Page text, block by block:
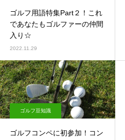
ゴルフ用語特集Part２！これ
であなたもゴルファーの仲間
入り☆
2022.11.29
ゴルフ豆知識
ゴルフコンペに初参加！コン